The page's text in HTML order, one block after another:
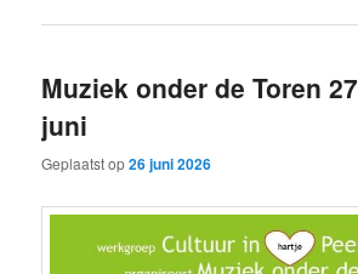
Muziek onder de Toren 27
juni
Geplaatst op26 juni 2026